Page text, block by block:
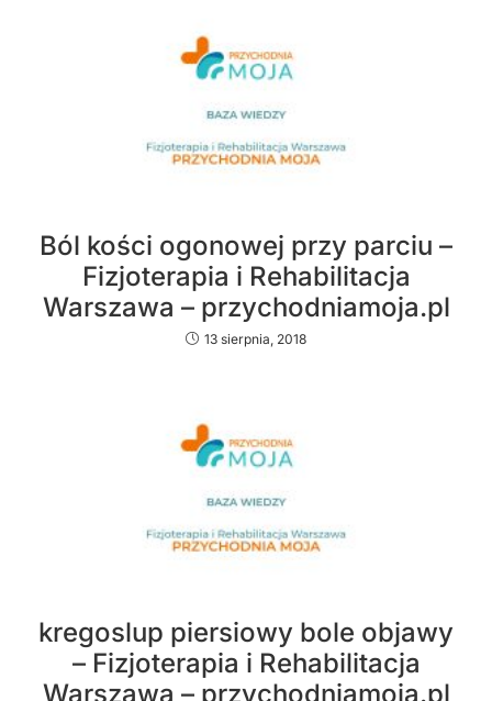
Ból kości ogonowej przy parciu –
Fizjoterapia i Rehabilitacja
Warszawa – przychodniamoja.pl
13 sierpnia, 2018
kregoslup piersiowy bole objawy
– Fizjoterapia i Rehabilitacja
Warszawa – przychodniamoja.pl